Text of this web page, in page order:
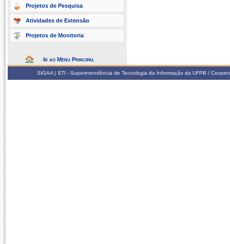
Projetos de Pesquisa
Atividades de Extensão
Projetos de Monitoria
Ir ao Menu Principal
SIGAA | STI - Superintendência de Tecnologia da Informação da UFPB /